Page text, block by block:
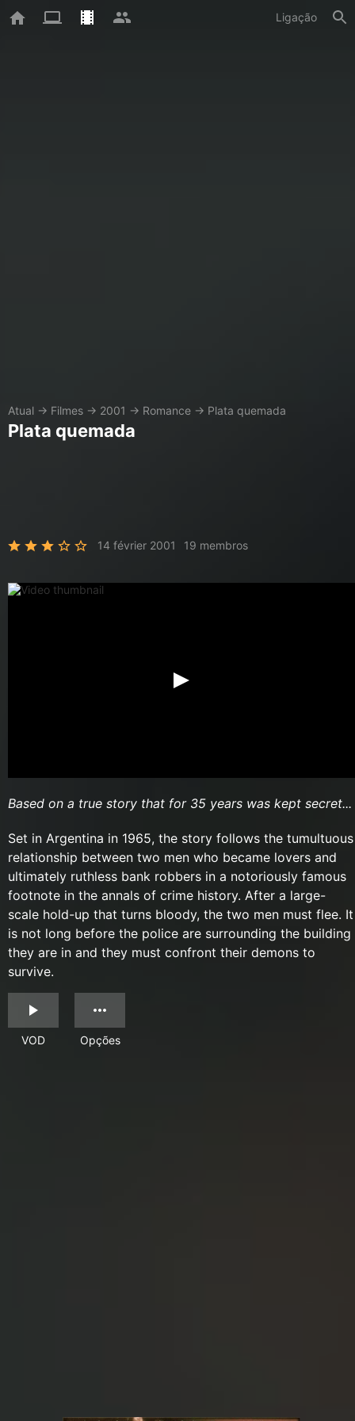
Ligação
Atual → Filmes → 2001 → Romance → Plata quemada
Plata quemada
14 février 2001 19 membros
Based on a true story that for 35 years was kept secret...
Set in Argentina in 1965, the story follows the tumultuous
relationship between two men who became lovers and
ultimately ruthless bank robbers in a notoriously famous
footnote in the annals of crime history. After a large-
scale hold-up that turns bloody, the two men must flee. It
is not long before the police are surrounding the building
they are in and they must confront their demons to
survive.
VOD Opções